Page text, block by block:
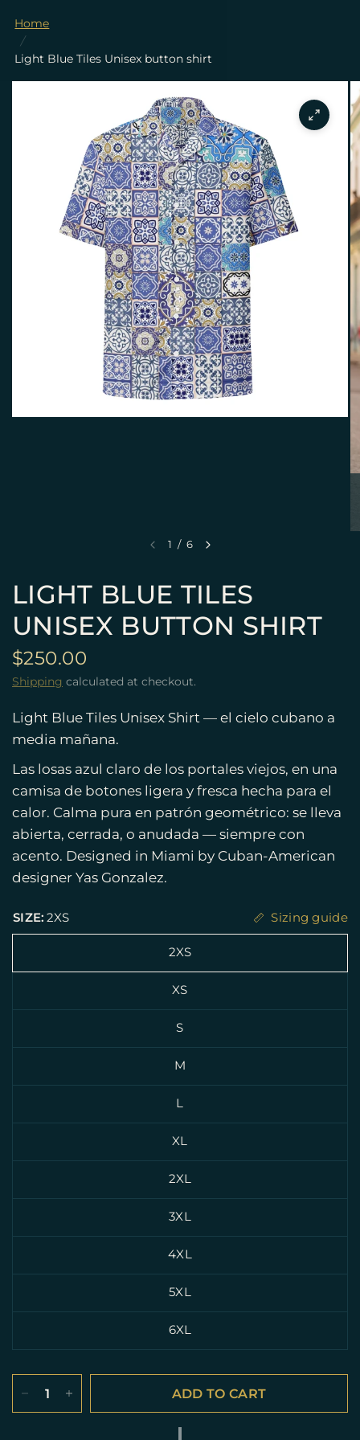
Home
/
Light Blue Tiles Unisex button shirt
1 / 6
LIGHT BLUE TILES
UNISEX BUTTON SHIRT
$250.00
Shipping calculated at checkout.
Light Blue Tiles Unisex Shirt — el cielo cubano a
media mañana.
Las losas azul claro de los portales viejos, en una
camisa de botones ligera y fresca hecha para el
calor. Calma pura en patrón geométrico: se lleva
abierta, cerrada, o anudada — siempre con
acento. Designed in Miami by Cuban-American
designer Yas Gonzalez.
SIZE: 2XS Sizing guide
2XS
XS
S
M
L
XL
2XL
3XL
4XL
5XL
6XL
ADD TO CART